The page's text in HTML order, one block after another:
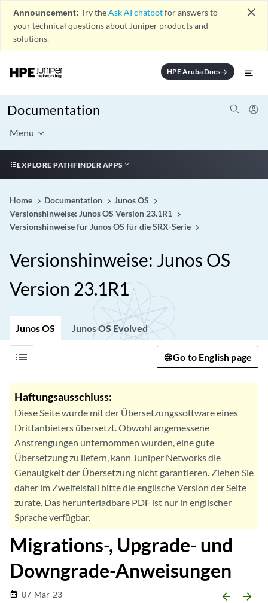
Announcement: Try theAsk AI chatbotfor answers to
your technical questions about Juniper products and
solutions.
close
HPE Aruba Docsarrow_forward
Documentation
Menu
EXPLORE PATHFINDER APPS
Home Documentation
Junos OS
Versionshinweise: Junos OS Version 23.1R1
Versionshinweise für Junos OS für die SRX-Serie
Versionshinweise: Junos OS
Version 23.1R1
Junos OS Junos OS Evolved
list Go to English page
Haftungsausschluss:
Diese Seite wurde mit der Übersetzungssoftware eines
Drittanbieters übersetzt. Obwohl angemessene
Anstrengungen unternommen wurden, eine gute
Übersetzung zu liefern, kann Juniper Networks die
Genauigkeit der Übersetzung nicht garantieren. Ziehen Sie
daher im Zweifelsfall bitte die englische Version der Seite
zurate. Das herunterladbare PDF ist nur in englischer
Sprache verfügbar.
Migrations-, Upgrade- und
Downgrade-Anweisungen
date_range 07-Mar-23 arrow_backward arrow_forward